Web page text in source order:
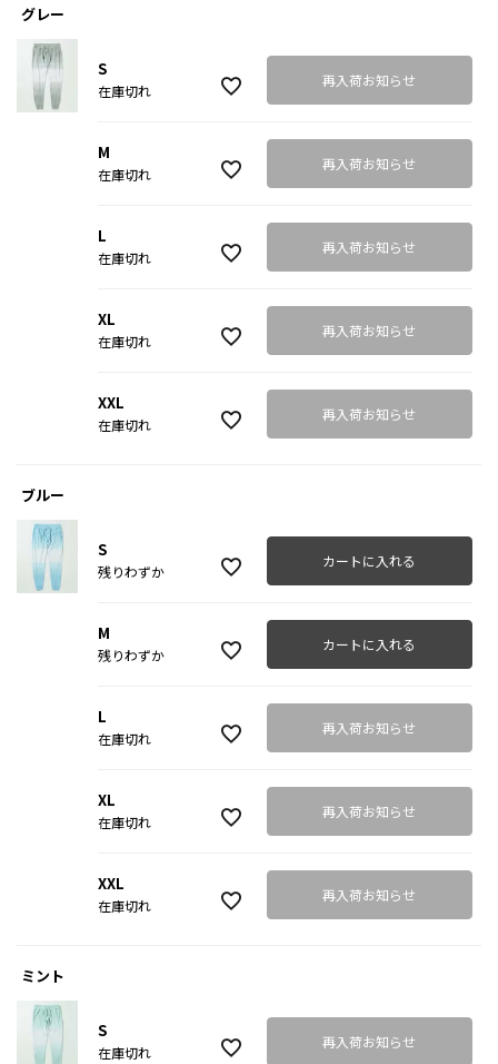
グレー
S
在庫切れ
再入荷お知らせ
M
在庫切れ
再入荷お知らせ
L
在庫切れ
再入荷お知らせ
XL
在庫切れ
再入荷お知らせ
XXL
在庫切れ
再入荷お知らせ
ブルー
S
残りわずか
カートに入れる
M
残りわずか
カートに入れる
L
在庫切れ
再入荷お知らせ
XL
在庫切れ
再入荷お知らせ
XXL
在庫切れ
再入荷お知らせ
ミント
S
在庫切れ
再入荷お知らせ